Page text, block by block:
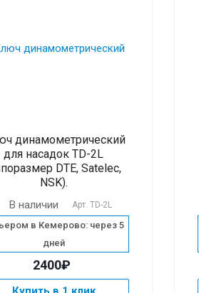
динамометрический
для насадок TD-2L
DTE, Satelec,
NSK).
В наличии Арт.TD-2L
в Кемерово: через 5
дней
2400₽